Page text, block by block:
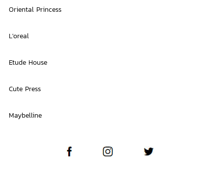
Oriental Princess
L'oreal
Etude House
Cute Press
Maybelline